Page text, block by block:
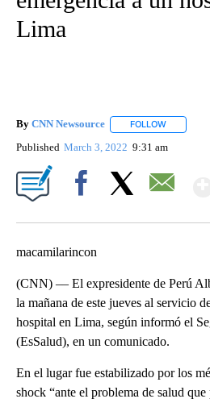
Lima
By CNN Newsource FOLLOW
Published March 3, 2022 9:31 am
macamilarincon
(CNN) –– El expresidente de Perú
la mañana de este jueves al servicio
hospital en Lima, según informó el
(EsSalud), en un comunicado.
En el lugar fue estabilizado por los
shock “ante el problema de salud